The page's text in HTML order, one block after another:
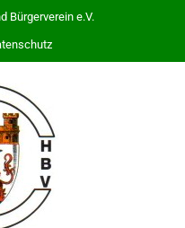
Bürgerverein e.V.